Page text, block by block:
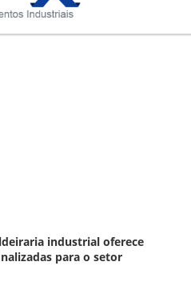
industrial oferece
para o setor